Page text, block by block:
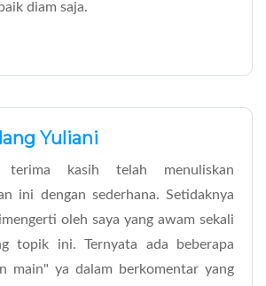
diam saja.
Yuliani
terima kasih telah menuliskan
ini dengan sederhana. Setidaknya
oleh saya yang awam sekali
topik ini. Ternyata ada beberapa
main" ya dalam berkomentar yang